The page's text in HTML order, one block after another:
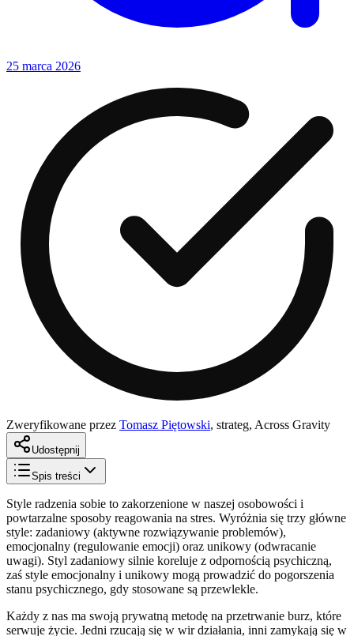
25 marca 2026
Zweryfikowane przez Tomasz Piętowski, strateg, Across Gravity
Udostępnij
Spis treści
Style radzenia sobie to zakorzenione w naszej osobowości i
powtarzalne sposoby reagowania na stres. Wyróżnia się trzy główne
style: zadaniowy (aktywne rozwiązywanie problemów),
emocjonalny (regulowanie emocji) oraz unikowy (odwracanie
uwagi). Styl zadaniowy silnie koreluje z odpornością psychiczną,
zaś style emocjonalny i unikowy mogą prowadzić do pogorszenia
stanu psychicznego, gdy stosowane są przewlekle.
Każdy z nas ma swoją prywatną metodę na przetrwanie burz, które
serwuje życie. Jedni rzucają się w wir działania, inni zamykają się w